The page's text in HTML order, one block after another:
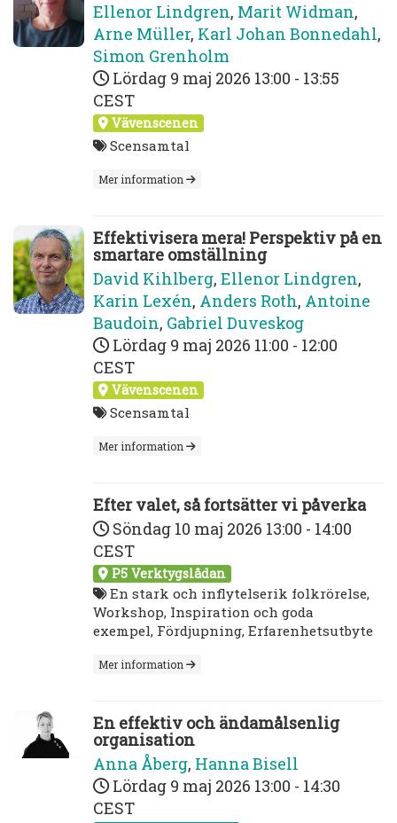
Ellenor Lindgren, Marit Widman,
Arne Müller, Karl Johan Bonnedahl,
Simon Grenholm
Lördag 9 maj 2026 13:00 - 13:55
CEST
Vävenscenen
Scensamtal
Mer information
Effektivisera mera! Perspektiv på en
smartare omställning
David Kihlberg, Ellenor Lindgren,
Karin Lexén, Anders Roth, Antoine
Baudoin, Gabriel Duveskog
Lördag 9 maj 2026 11:00 - 12:00
CEST
Vävenscenen
Scensamtal
Mer information
Efter valet, så fortsätter vi påverka
Söndag 10 maj 2026 13:00 - 14:00
CEST
P5 Verktygslådan
En stark och inflytelserik folkrörelse,
Workshop, Inspiration och goda
exempel, Fördjupning, Erfarenhetsutbyte
Mer information
En effektiv och ändamålsenlig
organisation
Anna Åberg, Hanna Bisell
Lördag 9 maj 2026 13:00 - 14:30
CEST